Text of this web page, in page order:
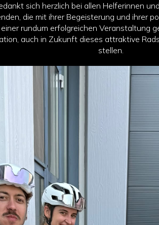
sich herzlich bei allen Helferinnen
die mit ihrer Begeisterung und ihrer
rundum erfolgreichen Veranstaltung
auch in Zukunft dieses attraktive
stellen.